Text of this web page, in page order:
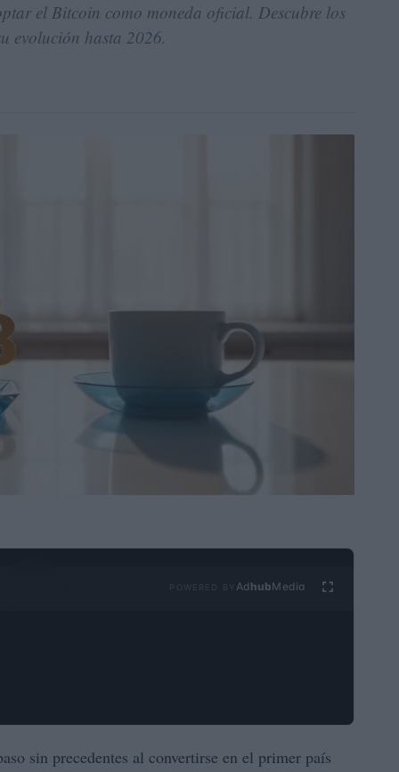
el Bitcoin como moneda oficial. Descubre los
evolución hasta 2026.
Ad hubMedia
sin precedentes al convertirse en el primer país